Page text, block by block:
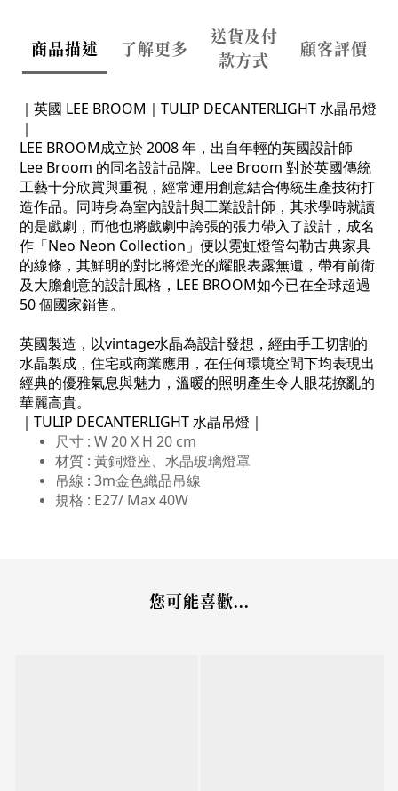
商品描述 了解更多
送貨及付
款方式
顧客評價
｜英國 LEE BROOM｜TULIP DECANTERLIGHT 水晶吊燈
｜
LEE BROOM成立於 2008 年，出自年輕的英國設計師
Lee Broom 的同名設計品牌。Lee Broom 對於英國傳統
工藝十分欣賞與重視，經常運用創意結合傳統生產技術打
造作品。同時身為室內設計與工業設計師，其求學時就讀
的是戲劇，而他也將戲劇中誇張的張力帶入了設計，成名
作「Neo Neon Collection」便以霓虹燈管勾勒古典家具
的線條，其鮮明的對比將燈光的耀眼表露無遺，帶有前衛
及大膽創意的設計風格，LEE BROOM如今已在全球超過
50 個國家銷售。
英國製造，以vintage水晶為設計發想，經由手工切割的
水晶製成，住宅或商業應用，在任何環境空間下均表現出
經典的優雅氣息與魅力，溫暖的照明產生令人眼花撩亂的
華麗高貴。
｜TULIP DECANTERLIGHT 水晶吊燈｜
尺寸 : W 20 X H 20 cm
材質 : 黃銅燈座、水晶玻璃燈罩
吊線 : 3m金色織品吊線
規格 : E27/ Max 40W
您可能喜歡...